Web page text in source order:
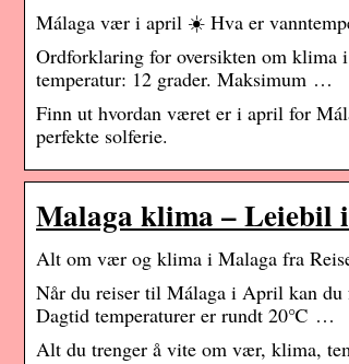
Málaga vær i april ☀️ Hva er
Ordforklaring for oversikten om
temperatur: 12 grader. Maksimum …
Finn ut hvordan været er i april for
perfekte solferie.
Malaga klima – Leiebil
Alt om vær og klima i Malaga fra
Når du reiser til Málaga i April kan du
Dagtid temperaturer er rundt 20℃ …
Alt du trenger å vite om vær, klima,